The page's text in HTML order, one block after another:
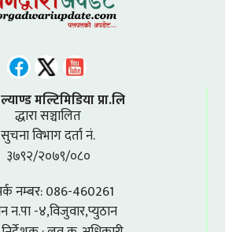
मल्टिमिडिया प्रा.लि
द्धारा सञ्चालित
सुचना विभाग दर्ता नं.
३७९२/२०७९/०८०
नम्बर: 086-460261
न.पा -४,विजुवार,प्युठान